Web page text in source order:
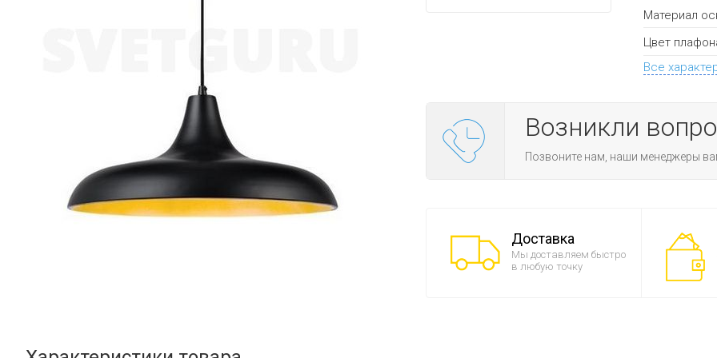
Материал
Цвет
Все
Возникли
Позвоните нам, наши менеджеры
Доставка
Мы доставляем быстро
в любую точку